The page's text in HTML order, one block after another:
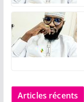
Articles récents